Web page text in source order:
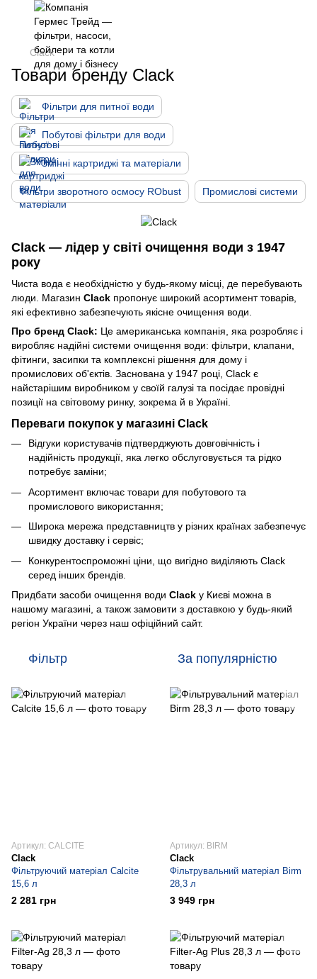
Clack
Товари бренду Clack
Фільтри для питної води
Побутові фільтри для води
Змінні картриджі та матеріали
Фільтри зворотного осмосу RObust Промислові системи
Clack — лідер у світі очищення води з 1947
року
Чиста вода є необхідністю у будь-якому місці, де перебувають
люди. Магазин Clack пропонує широкий асортимент товарів,
які ефективно забезпечують якісне очищення води.
Про бренд Clack: Це американська компанія, яка розробляє і
виробляє надійні системи очищення води: фільтри, клапани,
фітинги, засипки та комплексні рішення для дому і
промислових об'єктів. Заснована у 1947 році, Clack є
найстарішим виробником у своїй галузі та посідає провідні
позиції на світовому ринку, зокрема й в Україні.
Переваги покупок у магазині Clack
Відгуки користувачів підтверджують довговічність і
надійність продукції, яка легко обслуговується та рідко
потребує заміни;
Асортимент включає товари для побутового та
промислового використання;
Широка мережа представництв у різних країнах забезпечує
швидку доставку і сервіс;
Конкурентоспроможні ціни, що вигідно виділяють Clack
серед інших брендів.
Придбати засоби очищення води Clack у Києві можна в
нашому магазині, а також замовити з доставкою у будь-який
регіон України через наш офіційний сайт.
Фільтр За популярністю
Артикул: CALCITE
Clack
Фільтруючий матеріал Calcite
15,6 л
2 281 грн
Артикул: BIRM
Clack
Фільтрувальний матеріал Birm
28,3 л
3 949 грн